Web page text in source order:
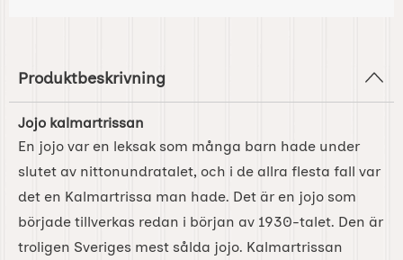
Produktbeskrivning
Jojo kalmartrissan
En jojo var en leksak som många barn hade under
slutet av nittonundratalet, och i de allra flesta fall var
det en Kalmartrissa man hade. Det är en jojo som
började tillverkas redan i början av 1930-talet. Den är
troligen Sveriges mest sålda jojo. Kalmartrissan